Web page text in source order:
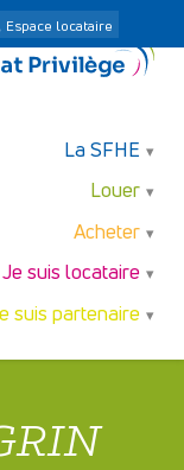
Espace locataire
La SFHE
Louer
Acheter
Je suis locataire
suis partenaire